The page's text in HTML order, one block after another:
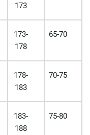
173
173-
178
65-70
178-
183
70-75
183-
188
75-80